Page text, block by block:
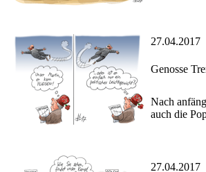
27.04.2017
Genosse
Nach
auch die
27.04.2017